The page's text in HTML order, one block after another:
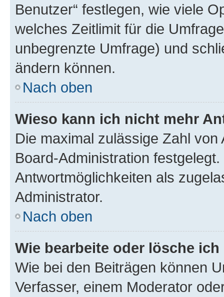
Benutzer“ festlegen, wie viele
welches Zeitlimit für die
unbegrenzte Umfrage) und
ändern können.
Nach oben
Wieso kann ich nicht mehr
Die maximal zulässige Zahl
Board-Administration
Antwortmöglichkeiten als
Administrator.
Nach oben
Wie bearbeite oder lösche
Wie bei den Beiträgen können
Verfasser, einem Moderator